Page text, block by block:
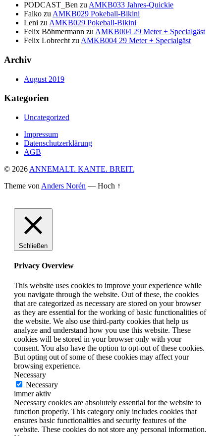
PODCAST_Ben zu AMKB033 Jahres-Quickie
Falko zu AMKB029 Pokeball-Bikini
Leni zu AMKB029 Pokeball-Bikini
Felix Böhmermann zu AMKB004 29 Meter + Specialgäst
Felix Lobrecht zu AMKB004 29 Meter + Specialgäst
Archiv
August 2019
Kategorien
Uncategorized
Impressum
Datenschutzerklärung
AGB
© 2026 ANNEMALT. KANTE. BREIT.
Theme von Anders Norén — Hoch ↑
Schließen
Privacy Overview
This website uses cookies to improve your experience while
you navigate through the website. Out of these, the cookies
that are categorized as necessary are stored on your browser
as they are essential for the working of basic functionalities of
the website. We also use third-party cookies that help us
analyze and understand how you use this website. These
cookies will be stored in your browser only with your
consent. You also have the option to opt-out of these cookies.
But opting out of some of these cookies may affect your
browsing experience.
Necessary
Necessary
immer aktiv
Necessary cookies are absolutely essential for the website to
function properly. This category only includes cookies that
ensures basic functionalities and security features of the
website. These cookies do not store any personal information.